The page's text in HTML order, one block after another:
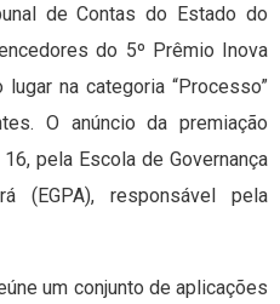
de Contas do Estado do
do 5º Prêmio Inova
na categoria “Processo”
O anúncio da premiação
pela Escola de Governança
(EGPA), responsável pela
um conjunto de aplicações